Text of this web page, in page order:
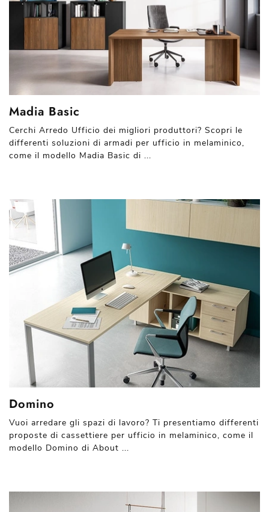
Madia Basic
Cerchi Arredo Ufficio dei migliori produttori? Scopri le
differenti soluzioni di armadi per ufficio in melaminico,
come il modello Madia Basic di ...
Domino
Vuoi arredare gli spazi di lavoro? Ti presentiamo differenti
proposte di cassettiere per ufficio in melaminico, come il
modello Domino di About ...